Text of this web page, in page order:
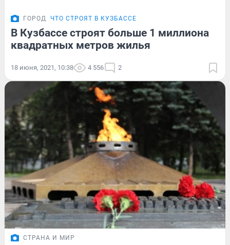
ГОРОД ЧТО СТРОЯТ В КУЗБАССЕ
В Кузбассе строят больше 1 миллиона
квадратных метров жилья
18 июня, 2021, 10:38 4 556 2
СТРАНА И МИР